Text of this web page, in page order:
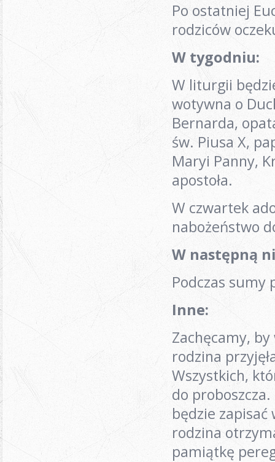
Po ostatniej
rodziców
W tygodniu:
W liturgii
wotywna o
Bernarda,
św. Piusa X,
Maryi Panny,
apostoła.
W czwartek
nabożeństwo
W następną
Podczas sumy
Inne:
Zachęcamy,
rodzina
Wszystkich,
do
będzie zapisać
rodzina
pamiątkę